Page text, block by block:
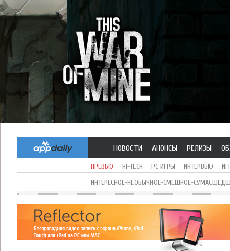
НОВОСТИ АНОНСЫ РЕЛИЗЫ
ПРЕВЬЮ HI-TECH PC ИГРЫ ИНТЕРВЬЮ
ИНТЕРЕСНОЕ-НЕОБЫЧНОЕ-СМЕШНОЕ-